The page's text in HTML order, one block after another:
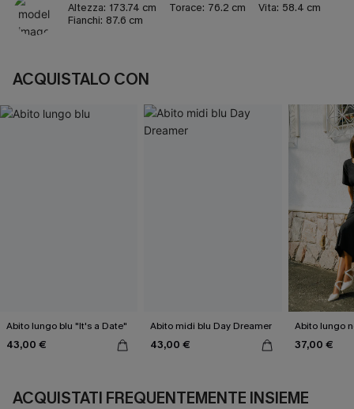
Altezza: 173.74 cm Torace: 76.2 cm Vita: 58.4 cm
Fianchi: 87.6 cm
ACQUISTALO CON
Abito lungo blu "It's a Date"
43,00 €
Abito midi blu Day Dreamer
43,00 €
Abito lungo
37,00 €
ACQUISTATI FREQUENTEMENTE INSIEME